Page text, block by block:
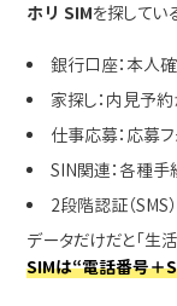
ホリ SIMを探してい
銀行口座：本人
家探し：内見予
仕事応募：応募
SIN関連：各種手
2段階認証（SMS
データだけだと「生
SIMは“電話番号＋